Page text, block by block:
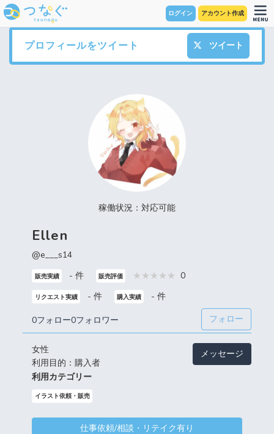
ログイン アカウント作成
プロフィールをツイート ツイート
稼働状況：対応可能
Ellen
@e___s14
販売実績 - 件 販売評価 0
リクエスト実績 - 件 購入実績 - 件
0フォロー0フォロワー フォロー
女性
利用目的：購入者
メッセージ
利用カテゴリー
イラスト依頼・販売
仕事依頼/相談・リテイク有り